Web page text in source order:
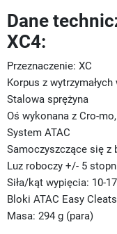
Dane
XC4:
Przeznaczenie: XC
Korpus z
Stalowa sprężyna
Oś wykonana z Cro-
System ATAC
Samoczyszczące się z
Luz roboczy +/- 5
Siła/kąt wypięcia: 10-
Bloki ATAC Easy
Masa: 294 g (para)